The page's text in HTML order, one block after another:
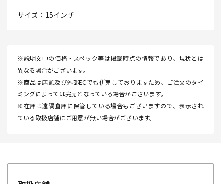
サイズ：15インチ
※説明文中の価格・スペック等は掲載時点の情報であり、現状とは
異なる場合がございます。
※商品は店頭及び外部ECでも併売しておりますため、ご注文のタイ
ミングによっては完売となっている場合がございます。
※在庫は遠隔倉庫に保管している場合もございますので、表示され
ている取扱店舗にご用意が無い場合がございます。